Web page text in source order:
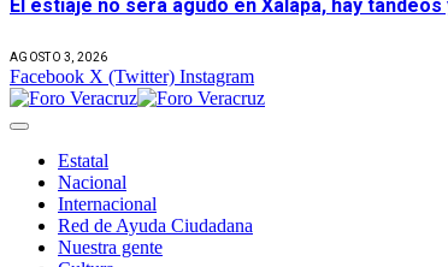
El estiaje no sera agudo en Xalapa, hay
AGOSTO 3, 2026
Facebook X (Twitter) Instagram
Estatal
Nacional
Internacional
Red de Ayuda Ciudadana
Nuestra gente